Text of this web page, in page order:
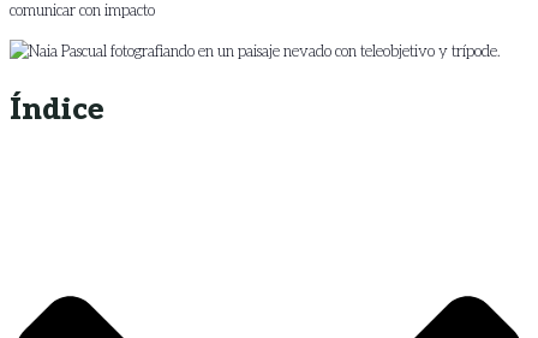
comunicar con impacto
Índice